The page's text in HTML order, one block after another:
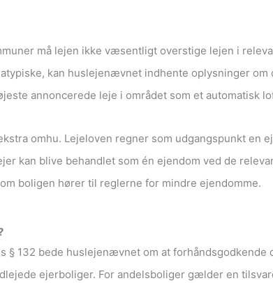
må lejen ikke væsentligt overstige lejen i
kan huslejenævnet indhente oplysninger
annoncerede leje i området som et automatisk
omhu. Lejeloven regner som udgangspunkt en
kan blive behandlet som én ejendom ved de
boligen hører til reglerne for mindre ejendomme.
§ 132 bede huslejenævnet om at
ejerboliger. For andelsboliger gælder en